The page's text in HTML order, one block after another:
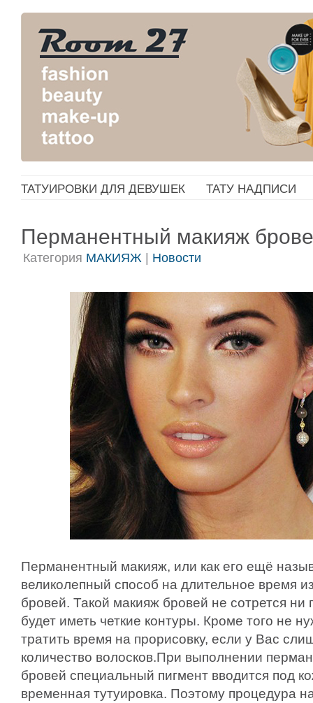
ТАТУИРОВКИ ДЛЯ ДЕВУШЕК ТАТУ НАДПИСИ
Перманентный макияж
Категория МАКИЯЖ Новости
Перманентный макияж, или как его ещё
великолепный способ на длительное время
бровей. Такой макияж бровей не сотрется ни
будет иметь четкие контуры. Кроме того не
тратить время на прорисовку, если у Вас
количество волосков.При выполнении
бровей специальный пигмент вводится под
временная тутуировка. Поэтому процедура